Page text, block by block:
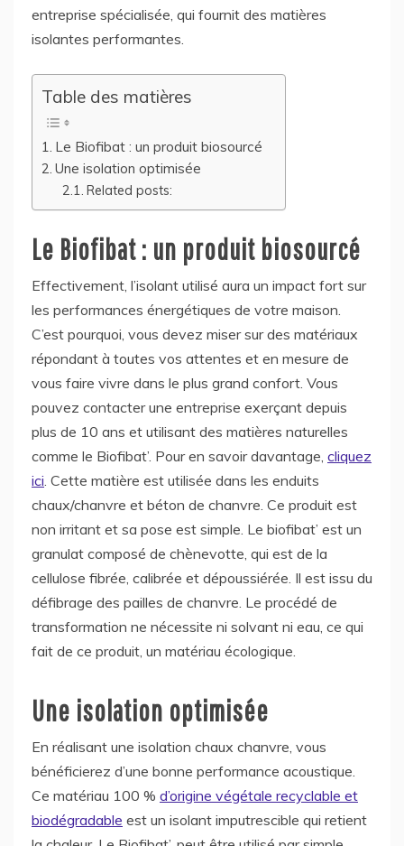
entreprise spécialisée, qui fournit des matières
isolantes performantes.
Table des matières
Le Biofibat : un produit biosourcé
Une isolation optimisée
Related posts:
Le Biofibat : un produit biosourcé
Effectivement, l’isolant utilisé aura un impact fort sur
les performances énergétiques de votre maison.
C’est pourquoi, vous devez miser sur des matériaux
répondant à toutes vos attentes et en mesure de
vous faire vivre dans le plus grand confort. Vous
pouvez contacter une entreprise exerçant depuis
plus de 10 ans et utilisant des matières naturelles
comme le Biofibat’. Pour en savoir davantage, cliquez
ici. Cette matière est utilisée dans les enduits
chaux/chanvre et béton de chanvre. Ce produit est
non irritant et sa pose est simple. Le biofibat’ est un
granulat composé de chènevotte, qui est de la
cellulose fibrée, calibrée et dépoussiérée. Il est issu du
défibrage des pailles de chanvre. Le procédé de
transformation ne nécessite ni solvant ni eau, ce qui
fait de ce produit, un matériau écologique.
Une isolation optimisée
En réalisant une isolation chaux chanvre, vous
bénéficierez d’une bonne performance acoustique.
Ce matériau 100 % d’origine végétale recyclable et
biodégradable est un isolant imputrescible qui retient